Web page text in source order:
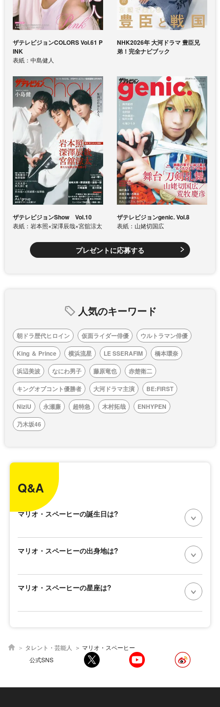
ザテレビジョンCOLORS Vol.61 P
INK
表紙：中島健人
NHK2026年 大河ドラマ 豊臣兄
弟！完全ナビブック
ザテレビジョンShow Vol.10
表紙：岩本照×深澤辰哉×宮舘涼太
ザテレビジョンgenic. Vol.8
表紙：山姥切国広
プレゼントに応募する
人気のキーワード
朝ドラ歴代ヒロイン 仮面ライダー俳優
ウルトラマン俳優
King ＆ Prince
横浜流星 LE SSERAFIM
橋本環奈
浜辺美波
なにわ男子 藤原竜也
赤楚衛二
キングオブコント優勝者
大河ドラマ主演
BE:FIRST
NiziU
永瀬廉 超特急 木村拓哉
ENHYPEN
乃木坂46
Q&A
マリオ・スペーヒーの誕生日は?
マリオ・スペーヒーの出身地は?
マリオ・スペーヒーの星座は?
タレント・芸能人
マリオ・スペーヒー
公式SNS